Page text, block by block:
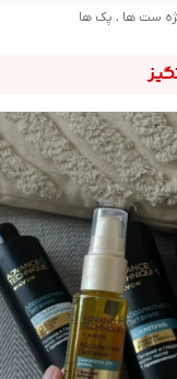
ست ها ، پک ها